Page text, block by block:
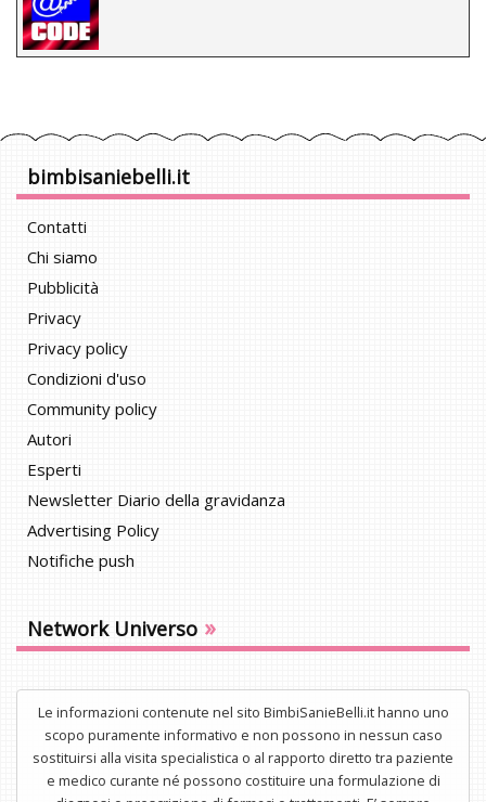
bimbisaniebelli.it
Contatti
Chi siamo
Pubblicità
Privacy
Privacy policy
Condizioni d'uso
Community policy
Autori
Esperti
Newsletter Diario della gravidanza
Advertising Policy
Notifiche push
Network Universo »
Le informazioni contenute nel sito BimbiSanieBelli.it hanno uno
scopo puramente informativo e non possono in nessun caso
sostituirsi alla visita specialistica o al rapporto diretto tra paziente
e medico curante né possono costituire una formulazione di